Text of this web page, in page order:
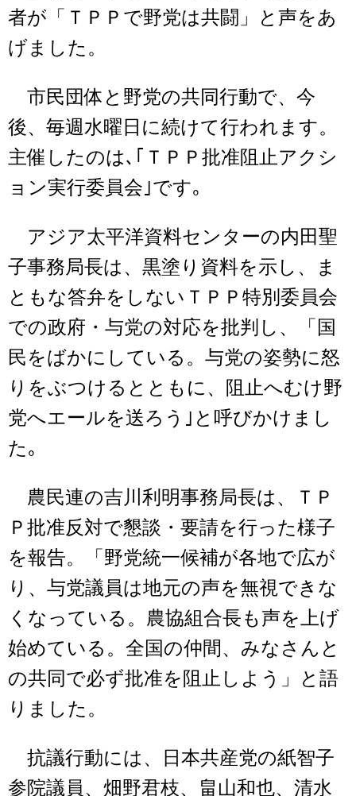
者が「ＴＰＰで野党は共闘」と声をあ
げました。
市民団体と野党の共同行動で、今
後、毎週水曜日に続けて行われます。
主催したのは､｢ＴＰＰ批准阻止アクシ
ョン実行委員会｣です｡
アジア太平洋資料センターの内田聖
子事務局長は、黒塗り資料を示し、ま
ともな答弁をしないＴＰＰ特別委員会
での政府・与党の対応を批判し、「国
民をばかにしている。与党の姿勢に怒
りをぶつけるとともに、阻止へむけ野
党へエールを送ろう｣と呼びかけまし
た｡
農民連の吉川利明事務局長は、ＴＰ
Ｐ批准反対で懇談・要請を行った様子
を報告。「野党統一候補が各地で広が
り、与党議員は地元の声を無視できな
くなっている。農協組合長も声を上げ
始めている。全国の仲間、みなさんと
の共同で必ず批准を阻止しよう」と語
りました。
抗議行動には、日本共産党の紙智子
参院議員、畑野君枝、畠山和也、清水